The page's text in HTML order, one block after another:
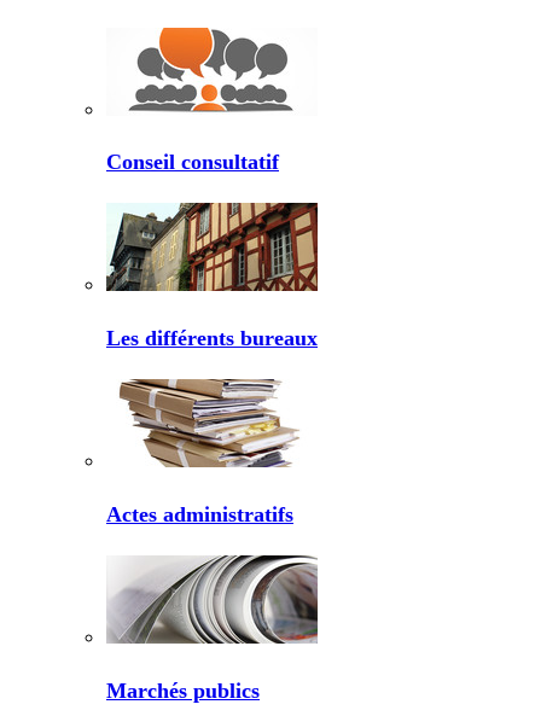
Conseil consultatif
Les différents bureaux
Actes administratifs
Marchés publics